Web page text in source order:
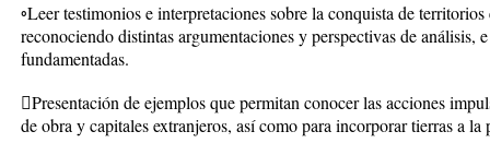
◦Leer testimonios e interpretaciones sobre la conquista de
reconociendo distintas argumentaciones y perspectivas de análisis,
fundamentadas.
Presentación de ejemplos que permitan conocer las acciones
de obra y capitales extranjeros, así como para incorporar tierras a